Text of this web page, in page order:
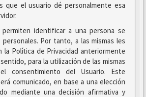
que el usuario dé personalmente esa
identificar a una persona se
Por tanto, a las mismas les
la Política de Privacidad anteriormente
para la utilización de las mismas
consentimiento del Usuario. Este
comunicado, en base a una elección
mediante una decisión afirmativa y